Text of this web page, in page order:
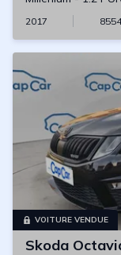
2017
VOITURE VENDUE
Skoda